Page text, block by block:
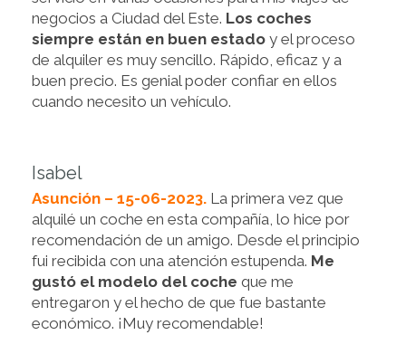
negocios a Ciudad del Este. Los coches
siempre están en buen estado y el proceso
de alquiler es muy sencillo. Rápido, eficaz y a
buen precio. Es genial poder confiar en ellos
cuando necesito un vehículo.
Isabel
Asunción – 15-06-2023. La primera vez que
alquilé un coche en esta compañía, lo hice por
recomendación de un amigo. Desde el principio
fui recibida con una atención estupenda. Me
gustó el modelo del coche que me
entregaron y el hecho de que fue bastante
económico. ¡Muy recomendable!